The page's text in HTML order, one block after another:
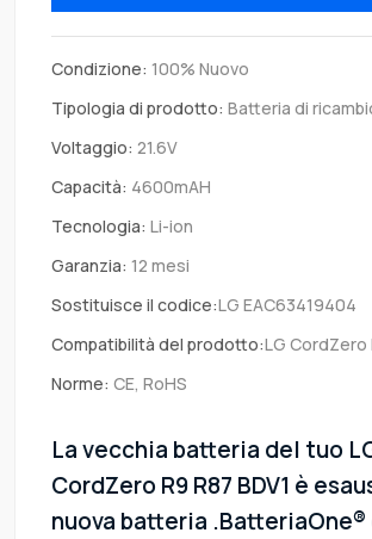
Condizione: 100% Nuovo
Tipologia di prodotto: Batteria di
Voltaggio: 21.6V
Capacità: 4600mAH
Tecnologia: Li-ion
Garanzia: 12 mesi
Sostituisce il codice:LG EAC63419404
Compatibilità del prodotto:LG CordZero
Norme: CE, RoHS
La vecchia batteria del tuo
CordZero R9 R87 BDV1 è
nuova batteria .BatteriaOne®